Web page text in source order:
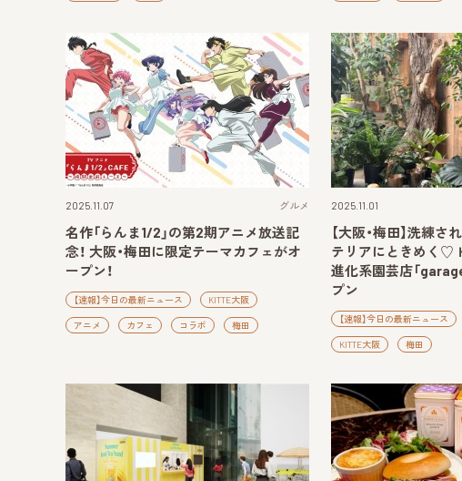
2025.11.07 グルメ
名作「らんま1/2」の第2期アニメ放送記
念！ 大阪・梅田に限定テーマカフェがオ
ープン！
【速報】今日の最新ニュース KITTE大阪
アニメ カフェ コラボ 梅田
2025.11.01
【大阪・梅田】洗練
テリアにときめく♡
進化系園芸店「
プン
【速報】今日の最新ニュース
KITTE大阪 梅田